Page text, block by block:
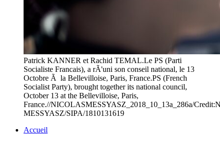
Patrick KANNER et Rachid TEMAL.Le PS (Parti
Socialiste Francais), a rÃ'uni son conseil national, le 13
Octobre Ã la Bellevilloise, Paris, France.PS (French
Socialist Party), brought together its national council,
October 13 at the Bellevilloise, Paris,
France.//NICOLASMESSYASZ_2018_10_13a_286a/
MESSYASZ/SIPA/1810131619
Accueil